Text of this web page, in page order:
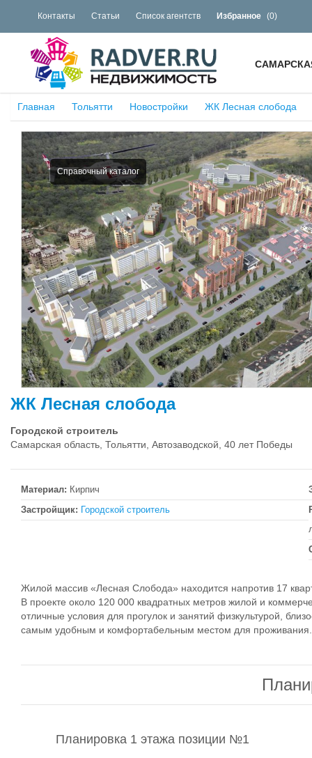
Контакты Статьи Список агентств Избранное (0)
Главная Тольятти Новостройки ЖК Лесная слобода
Справочный каталог
ЖК Лесная слобода
Городской строитель
Самарская область, Тольятти, Автозаводской, 40 лет Победы
Материал: Кирпич
Застройщик: Городской строитель
Жилой массив «Лесная Слобода» находится напротив 17
В проекте около 120 000 квадратных метров жилой и
отличные условия для прогулок и занятий физкультурой,
самым удобным и комфортабельным местом для проживания.
Планировка 1 этажа позиции №1